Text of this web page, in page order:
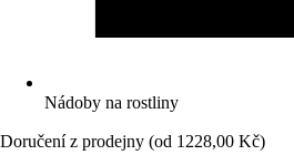
Nádoby na rostliny
Doručení z prodejny (od 1228,00 Kč)